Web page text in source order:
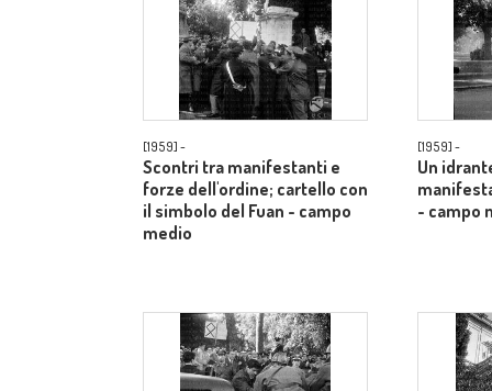
[1959] -
Scontri tra manifestanti e
forze dell'ordine; cartello con
il simbolo del Fuan - campo
medio
[1959] -
Un
- campo